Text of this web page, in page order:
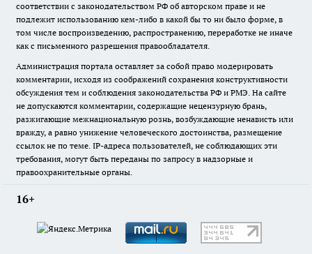
соответствии с законодательством РФ об авторском праве и не
подлежит использованию кем-либо в какой бы то ни было форме, в
том числе воспроизведению, распространению, переработке не иначе
как с письменного разрешения правообладателя.
Администрация портала оставляет за собой право модерировать
комментарии, исходя из соображений сохранения конструктивности
обсуждения тем и соблюдения законодательства РФ и РМЭ. На сайте
не допускаются комментарии, содержащие нецензурную брань,
разжигающие межнациональную рознь, возбуждающие ненависть или
вражду, а равно унижение человеческого достоинства, размещение
ссылок не по теме. IP-адреса пользователей, не соблюдающих эти
требования, могут быть переданы по запросу в надзорные и
правоохранительные органы.
16+